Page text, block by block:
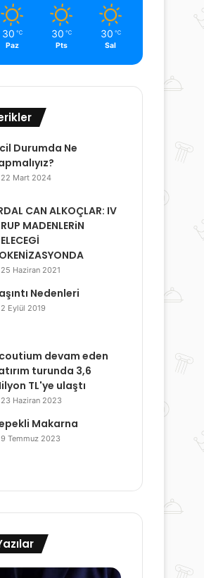
30 ℃
Paz
30 ℃
Pts
30 ℃
Sal
Durumda Ne
22 Mart 2024
CAN ALKOÇLAR: IV
MADENLERiN
25 Haziran 2021
Nedenleri
2 Eylül 2019
devam eden
turunda 3,6
TL'ye ulaştı
23 Haziran 2023
Makarna
9 Temmuz 2023
Güzellik